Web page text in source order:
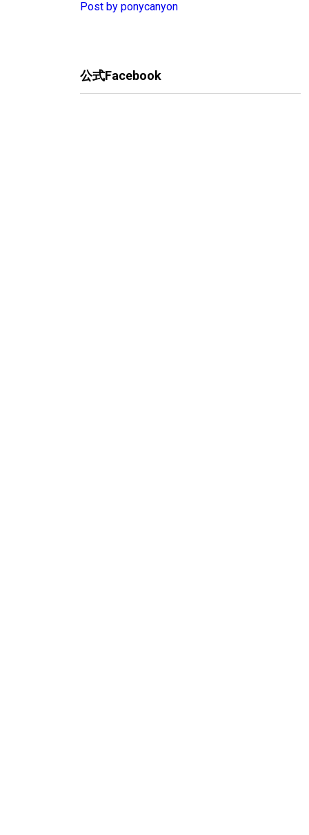
Post by ponycanyon
公式Facebook